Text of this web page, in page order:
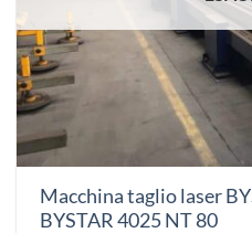
Macchina taglio laser
BYSTAR 4025 NT 80